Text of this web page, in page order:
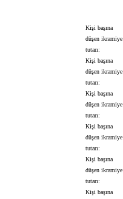
Kişi başına
düşen ikramiye
tutarı:
Kişi başına
düşen ikramiye
tutarı:
Kişi başına
düşen ikramiye
tutarı:
Kişi başına
düşen ikramiye
tutarı:
Kişi başına
düşen ikramiye
tutarı:
Kişi başına